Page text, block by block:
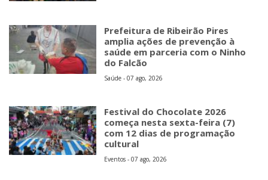
Prefeitura de Ribeirão Pires
amplia ações de prevenção à
saúde em parceria com o Ninho
do Falcão
Saúde - 07 ago, 2026
Festival do Chocolate 2026
começa nesta sexta-feira (7)
com 12 dias de programação
cultural
Eventos - 07 ago, 2026